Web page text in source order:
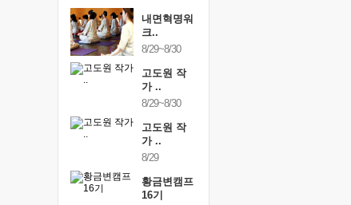
내면혁명워
크..
8/29~8/30
고도원 작
가 ..
8/29~8/30
고도원 작
가 ..
8/29
황금변캠프
16기